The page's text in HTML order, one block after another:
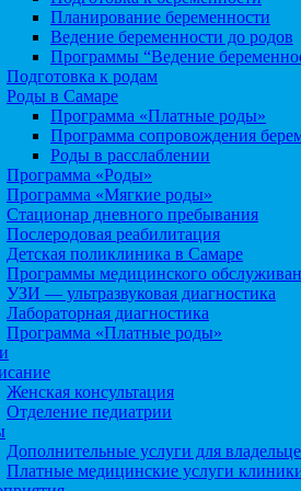
Планирование беременности
Ведение беременности до родов
Программы “Ведение
Подготовка к родам
Роды в Самаре
Программа «Платные роды»
Программа сопровождения
Роды в расслаблении
Программа «Роды»
Программа «Мягкие роды»
Стационар дневного пребывания
Послеродовая реабилитация
Детская поликлиника в Самаре
Программы медицинского
УЗИ — ультразвуковая диагностика
Лабораторная диагностика
Программа «Платные роды»
Женская консультация
Отделение педиатрии
Дополнительные услуги для
Платные медицинские услуги